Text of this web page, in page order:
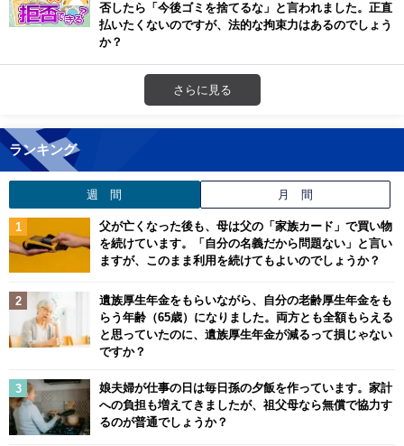
否したら「今後ゴミを捨てるな」と言われました。正直
払いたくないのですが、法的な拘束力はあるのでしょう
か？
さらに見る
ランキング
週 間 月 間
父が亡くなった後も、母は父の「家族カード」で買い物
を続けています。「自分の名義だから問題ない」と言い
ますが、このまま利用を続けてもよいのでしょうか？
遺族厚生年金をもらいながら、自分の老齢厚生年金をも
らう年齢（65歳）になりました。両方とも全額もらえる
と思っていたのに、遺族厚生年金が減るって損じゃない
ですか？
娘夫婦が仕事の日は毎日孫の夕飯を作っています。家計
への負担も増えてきましたが、祖父母なら無償で協力す
るのが普通でしょうか？